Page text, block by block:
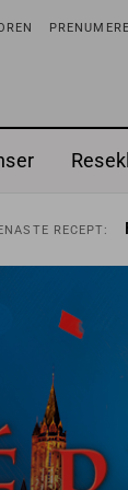
RECEPT:
RECEPT:
RECEPT:
RECEPT: